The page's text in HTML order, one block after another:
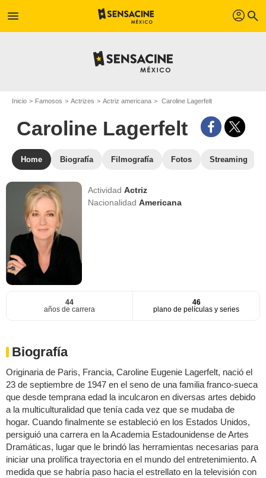
menu profil search
Inicio Famosos Actrizes Actriz americana Caroline Lagerfelt
Caroline Lagerfelt
Home Biografía Filmografía Fotos Streaming
ActividadActriz
NacionalidadAmericana
44
años de carrera
46
plano de películas y series
Biografía
Originaria de Paris, Francia, Caroline Eugenie Lagerfelt, nació el
23 de septiembre de 1947 en el seno de una familia franco-sueca
que desde temprana edad la inculcaron en diversas artes debido
a la multiculturalidad que tenía cada vez que se mudaba de
hogar. Cuando finalmente se estableció en los Estados Unidos,
persiguió una carrera en la Academia Estadounidense de Artes
Dramáticas, lugar que le brindó las herramientas necesarias para
iniciar una prolífica trayectoria en el mundo del entretenimiento. A
medida que se habría paso hacia el estrellato en la televisión con